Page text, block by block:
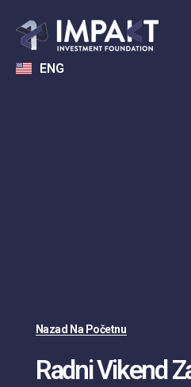
ENG
Nazad Na Početnu
Radni Vikend